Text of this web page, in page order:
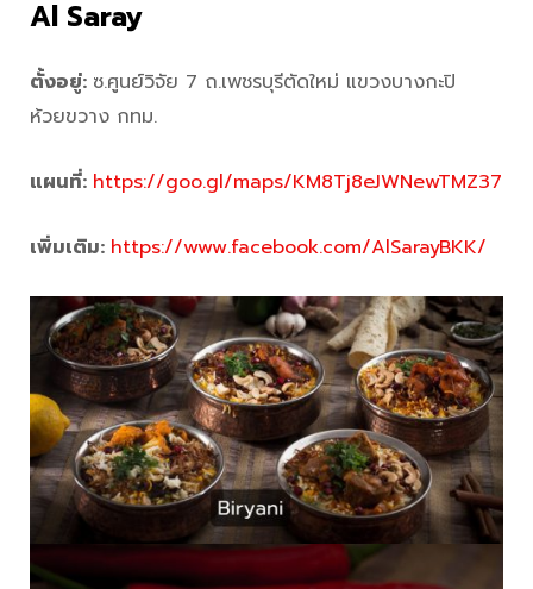
Al Saray
ตั้งอยู่: ซ.ศูนย์วิจัย 7 ถ.เพชรบุรีตัดใหม่ แขวงบางกะปิ
ห้วยขวาง กทม.
แผนที่: https://goo.gl/maps/KM8Tj8eJWNewTMZ37
เพิ่มเติม: https://www.facebook.com/AlSarayBKK/